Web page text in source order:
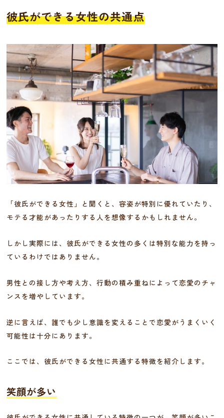
彼氏ができる女性の共通点
「彼氏ができる女性」と聞くと、容姿が特別に優れていたり、
モテる才能があったりする人を想像するかもしれません。
しかし実際には、彼氏ができる女性の多くは特別な能力を持っ
ているわけではありません。
男性との接し方や考え方、行動の積み重ねによって恋愛のチャ
ンスを増やしています。
逆に言えば、誰でも少し意識を変えることで恋愛がうまくいく
可能性は十分にあります。
ここでは、彼氏ができる女性に共通する特徴を紹介します。
笑顔が多い